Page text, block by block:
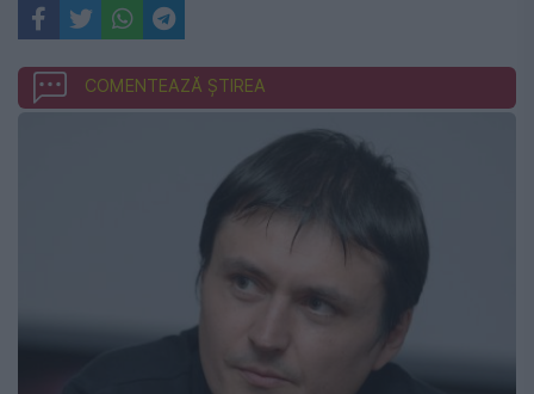
COMENTEAZĂ ȘTIREA